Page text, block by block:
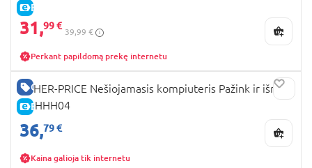
E-KAINA
31,99 €
39,99 €
Perkant papildomą prekę internetu
GERA KAINA
E-KAINA
FISHER-PRICE Nešiojamasis kompiuteris Pažink ir išmok
LT, HHH04
36,79 €
Kaina galioja tik internetu